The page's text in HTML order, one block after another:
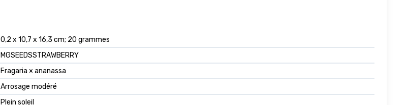
‎0,2 x 10,7 x 16,3 cm; 20 grammes
‎MGSEEDSSTRAWBERRY
‎Fragaria × ananassa
‎Arrosage modéré
‎Plein soleil